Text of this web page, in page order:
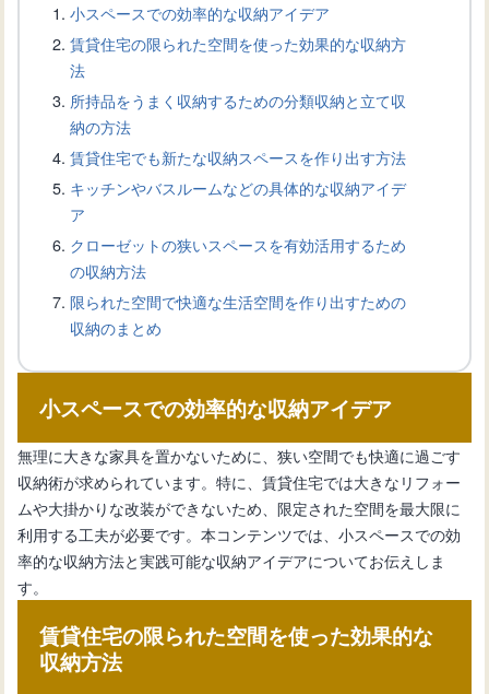
に使える方法とは？
トイレ収納：掃除道具をスッキリ収納
するアイデアをご紹介
も使いやすい収納方法
納のメリット・デメリット
トイレ収納のアイデアまとめ！狭い空
間でもスッキリ整理する方法
初心者でも簡単！トイレ収納をDIYする
際のアイデアと作り方
小スペースでの効率的な収納アイデア
賃貸住宅の限られた空間を使った効果的な収納方
法
所持品をうまく収納するための分類収納と立て収
納の方法
賃貸住宅でも新たな収納スペースを作り出す方法
キッチンやバスルームなどの具体的な収納アイデ
ア
クローゼットの狭いスペースを有効活用するため
の収納方法
限られた空間で快適な生活空間を作り出すための
収納のまとめ
小スペースでの効率的な収納アイデア
無理に大きな家具を置かないために、狭い空間でも快適に過ごす
収納術が求められています。特に、賃貸住宅では大きなリフォー
ムや大掛かりな改装ができないため、限定された空間を最大限に
利用する工夫が必要です。本コンテンツでは、小スペースでの効
率的な収納方法と実践可能な収納アイデアについてお伝えしま
す。
賃貸住宅の限られた空間を使った効果的な
収納方法